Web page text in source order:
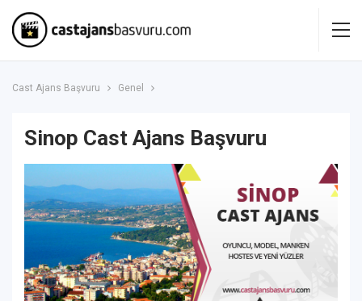
Cast Ajans Başvuru Genel
Sinop Cast Ajans Başvuru